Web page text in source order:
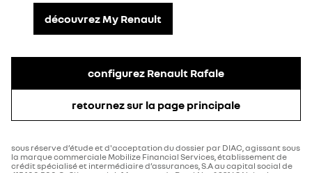
découvrez My Renault​
configurez Renault Rafale
retournez sur la page principale
sous réserve d’étude et d'acceptation du dossier par DIAC, agissant sous
la marque commerciale Mobilize Financial Services, établissement de
crédit spécialisé et intermédiaire d’assurances, S.A au capital social de